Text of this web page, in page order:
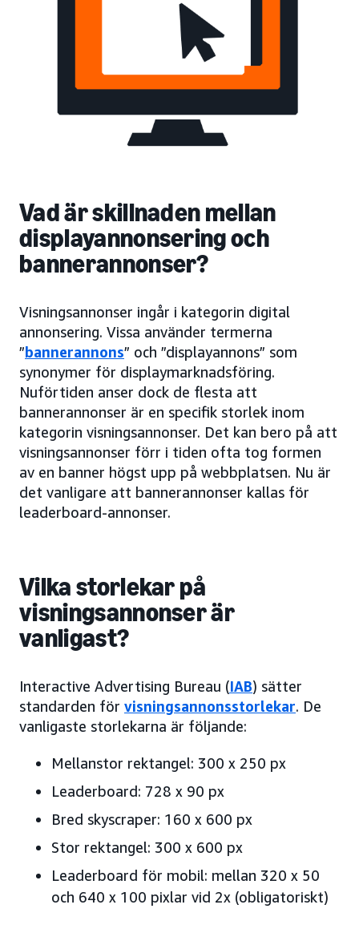
Vad är skillnaden mellan
displayannonsering och
bannerannonser?
Visningsannonser ingår i kategorin digital
annonsering. Vissa använder termerna
”bannerannons” och ”displayannons” som
synonymer för displaymarknadsföring.
Nuförtiden anser dock de flesta att
bannerannonser är en specifik storlek inom
kategorin visningsannonser. Det kan bero på att
visningsannonser förr i tiden ofta tog formen
av en banner högst upp på webbplatsen. Nu är
det vanligare att bannerannonser kallas för
leaderboard-annonser.
Vilka storlekar på
visningsannonser är
vanligast?
Interactive Advertising Bureau (IAB) sätter
standarden för visningsannonsstorlekar. De
vanligaste storlekarna är följande:
Mellanstor rektangel: 300 x 250 px
Leaderboard: 728 x 90 px
Bred skyscraper: 160 x 600 px
Stor rektangel: 300 x 600 px
Leaderboard för mobil: mellan 320 x 50
och 640 x 100 pixlar vid 2x (obligatoriskt)